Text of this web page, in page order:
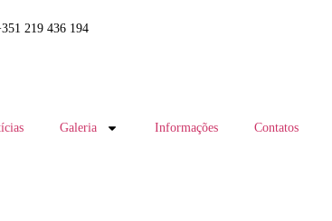
219 436 194
Galeria Informações Contatos